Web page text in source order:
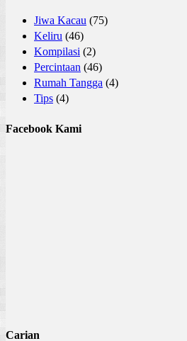
Jiwa Kacau (75)
Keliru (46)
Kompilasi (2)
Percintaan (46)
Rumah Tangga (4)
Tips (4)
Facebook Kami
Carian